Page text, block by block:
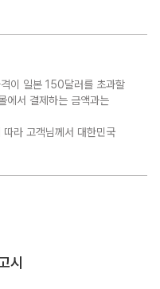
이 일본 150달러를 초과할
에서 결제하는 금액과는
라 고객님께서 대한민국
시